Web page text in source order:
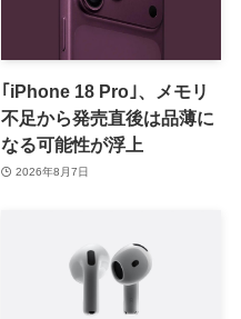
｢iPhone 18 Pro｣、メモリ
不足から発売直後は品薄に
なる可能性が浮上
2026年8月7日